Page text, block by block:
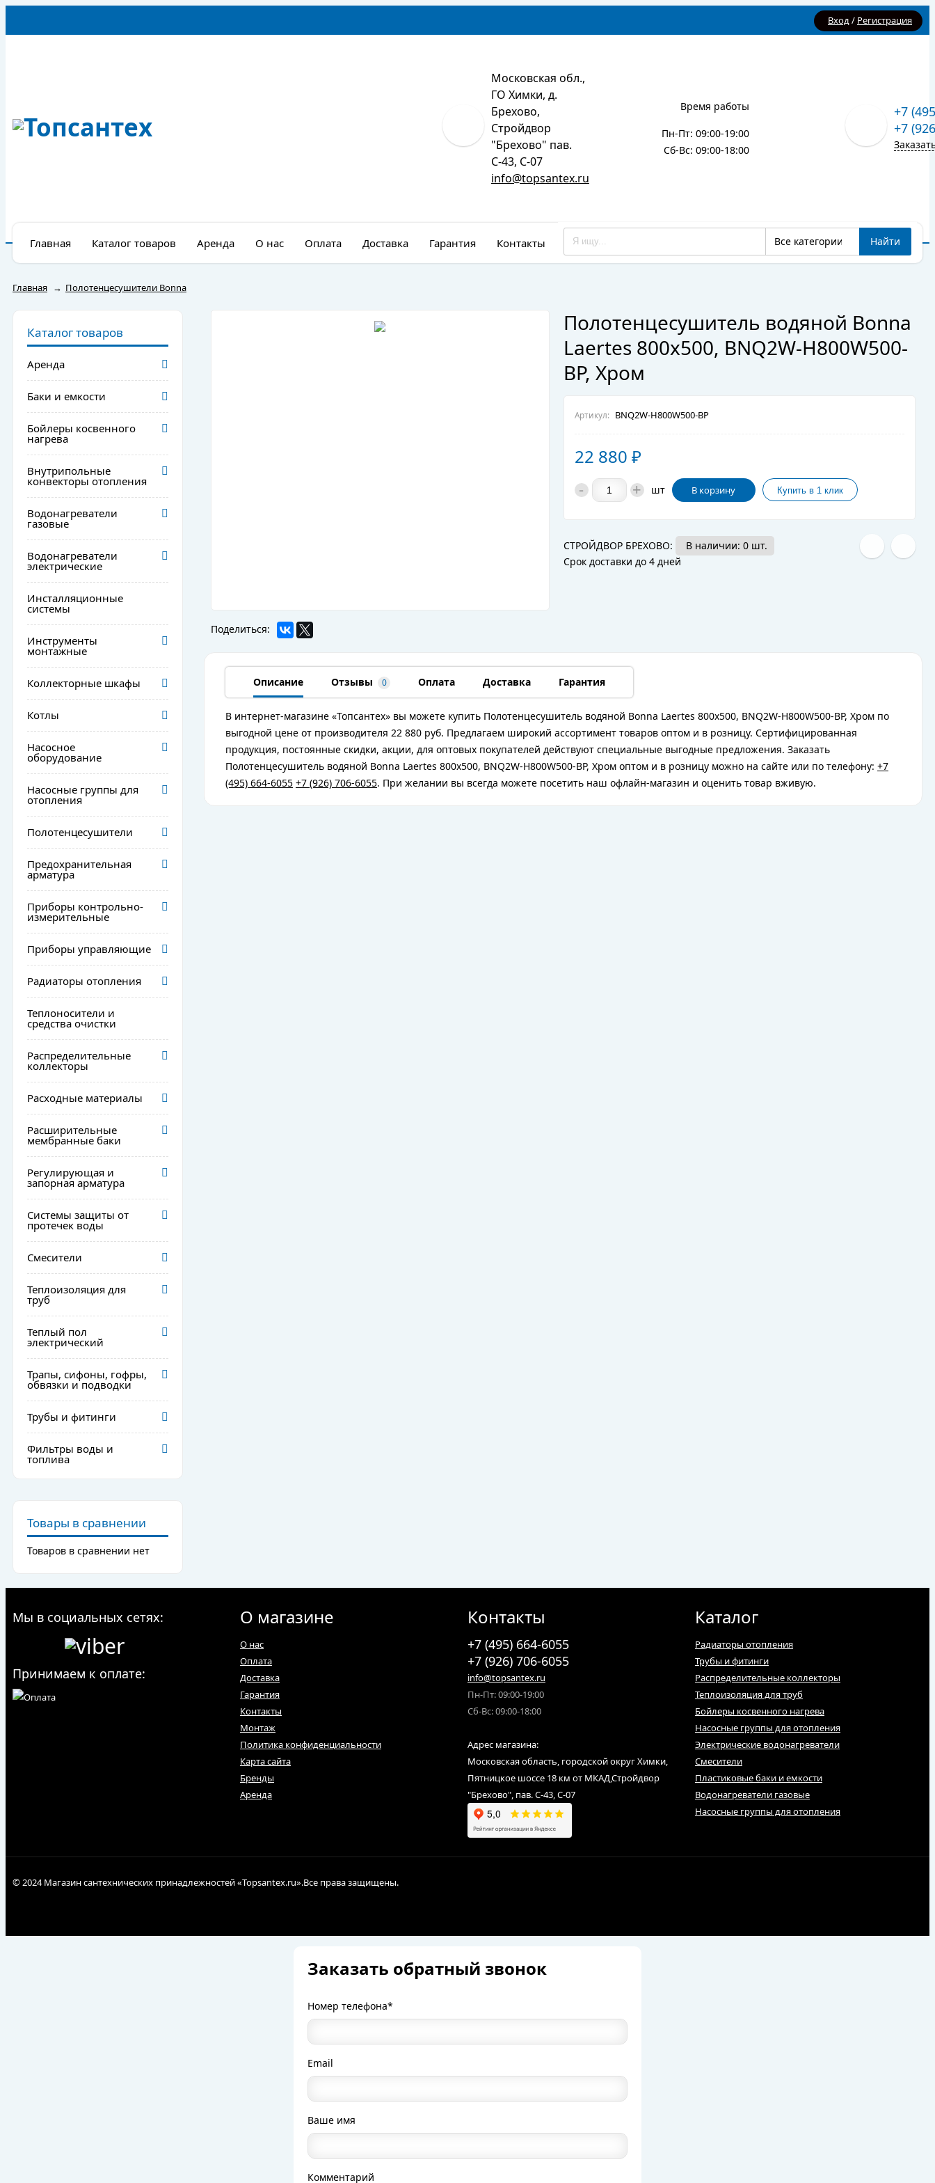
Вход/ Регистрация
Московская обл.,
ГО Химки, д.
Брехово,
Стройдвор
"Брехово" пав.
С-43, С-07
info@topsantex.ru
Время работы
Пн-Пт: 09:00-19:00
Сб-Вс: 09:00-18:00
+7
+7
Все категории Найти
Все категории Найти
Главная Каталог товаров Аренда О нас Оплата Доставка Гарантия Контакты Монтаж
Главная → Полотенцесушители Bonna
Каталог товаров
Аренда
Баки и емкости
Бойлеры косвенного
нагрева
Внутрипольные
конвекторы отопления
Водонагреватели
газовые
Водонагреватели
электрические
Инсталляционные
системы
Инструменты
монтажные
Коллекторные шкафы
Котлы
Насосное
оборудование
Насосные группы для
отопления
Полотенцесушители
Предохранительная
арматура
Приборы контрольно-
измерительные
Приборы управляющие
Радиаторы отопления
Теплоносители и
средства очистки
Распределительные
коллекторы
Расходные материалы
Расширительные
мембранные баки
Регулирующая и
запорная арматура
Системы защиты от
протечек воды
Смесители
Теплоизоляция для
труб
Теплый пол
электрический
Трапы, сифоны, гофры,
обвязки и подводки
Трубы и фитинги
Фильтры воды и
топлива
Товары в сравнении
Товаров в сравнении нет
Поделиться:
Полотенцесушитель водяной Bonna
Laertes 800x500, BNQ2W-H800W500-
BP, Хром
Артикул: BNQ2W-H800W500-BP
22 880 ₽
- + шт В корзину
СТРОЙДВОР БРЕХОВО:
В наличии: 0 шт.
Срок доставки до 4 дней
Описание Отзывы 0 Оплата Доставка Гарантия
В интернет-магазине «Топсантех» вы можете купить Полотенцесушитель водяной Bonna Laertes 800x500, BNQ2W-H800W500-BP, Хром по
выгодной цене от производителя 22 880 руб. Предлагаем широкий ассортимент товаров оптом и в розницу. Сертифицированная
продукция, постоянные скидки, акции, для оптовых покупателей действуют специальные выгодные предложения. Заказать
Полотенцесушитель водяной Bonna Laertes 800x500, BNQ2W-H800W500-BP, Хром оптом и в розницу можно на сайте или по телефону: +7
(495) 664-6055 +7 (926) 706-6055. При желании вы всегда можете посетить наш офлайн-магазин и оценить товар вживую.
Мы в социальных сетях:
Принимаем к оплате:
О магазине
О нас
Оплата
Доставка
Гарантия
Контакты
Монтаж
Политика конфиденциальности
Карта сайта
Бренды
Аренда
Контакты
+7 (495) 664-6055
+7 (926) 706-6055
info@topsantex.ru
Пн-Пт: 09:00-19:00
Сб-Вс: 09:00-18:00
Адрес магазина:
Московская область, городской округ Химки,
Пятницкое шоссе 18 км от МКАД,Стройдвор
"Брехово", пав. С-43, С-07
Каталог
Радиаторы отопления
Трубы и фитинги
Распределительные коллекторы
Теплоизоляция для труб
Бойлеры косвенного нагрева
Насосные группы для отопления
Электрические водонагреватели
Смесители
Пластиковые баки и емкости
Водонагреватели газовые
Насосные группы для отопления
© 2024 Магазин сантехнических принадлежностей «Topsantex.ru».Все права защищены.
Заказать обратный звонок
Номер телефона*
Email
Ваше имя
Комментарий